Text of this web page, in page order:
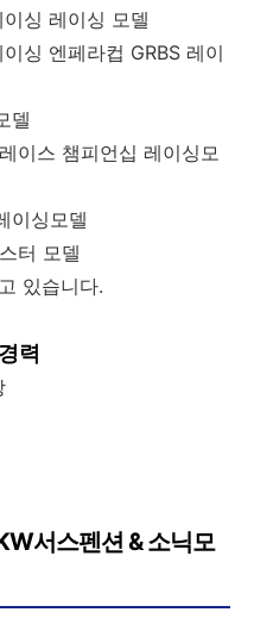
싱 레이싱 모델
싱 엔페라컵 GRBS 레이
델
이스 챔피언십 레이싱모
이싱모델
터 모델
있습니다.
력
서스펜션 & 소닉모